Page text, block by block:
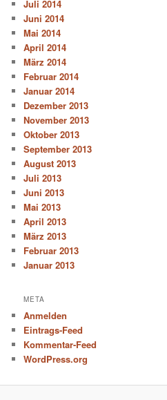
Juli 2014
Juni 2014
Mai 2014
April 2014
März 2014
Februar 2014
Januar 2014
Dezember 2013
November 2013
Oktober 2013
September 2013
August 2013
Juli 2013
Juni 2013
Mai 2013
April 2013
März 2013
Februar 2013
Januar 2013
META
Anmelden
Eintrags-Feed
Kommentar-Feed
WordPress.org